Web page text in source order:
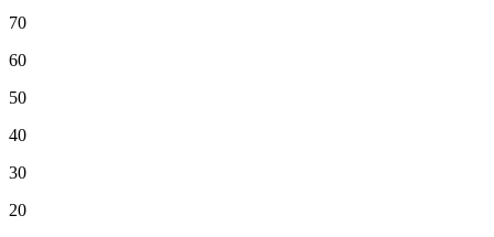
70
60
50
40
30
20